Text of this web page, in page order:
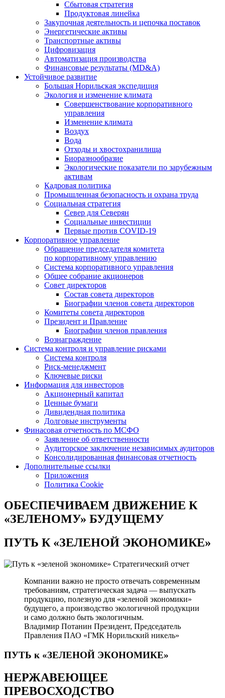
Сбытовая стратегия
Продуктовая линейка
Закупочная деятельность и цепочка поставок
Энергетические активы
Транспортные активы
Цифровизация
Автоматизация производства
Финансовые результаты (MD&A)
Устойчивое развитие
Большая Норильская экспедиция
Экология и изменение климата
Совершенствование корпоративного
управления
Изменение климата
Воздух
Вода
Отходы и хвостохранилища
Биоразнообразие
Экологические показатели по зарубежным
активам
Кадровая политика
Промышленная безопасность и охрана труда
Социальная стратегия
Север для Северян
Социальные инвестиции
Первые против COVID‑19
Корпоративное управление
Обращение председателя комитета
по корпоративному управлению
Система корпоративного управления
Общее собрание акционеров
Совет директоров
Состав совета директоров
Биографии членов совета директоров
Комитеты совета директоров
Президент и Правление
Биографии членов правления
Вознаграждение
Система контроля и управление рисками
Система контроля
Риск-менеджмент
Ключевые риски
Информация для инвесторов
Акционерный капитал
Ценные бумаги
Дивидендная политика
Долговые инструменты
Финасовая отчетность по МСФО
Заявление об ответственности
Аудиторское заключение независимых аудиторов
Консолидированная финансовая отчетность
Дополнительные ссылки
Приложения
Политика Cookie
ОБЕСПЕЧИВАЕМ ДВИЖЕНИЕ К
«ЗЕЛЕНОМУ» БУДУЩЕМУ
ПУТЬ К«ЗЕЛЕНОЙ ЭКОНОМИКЕ»
Стратегический отчет
Компании важно не просто отвечать современным
требованиям, стратегическая задача — выпускать
продукцию, полезную для «зеленой экономики»
будущего, а производство экологичной продукции
и само должно быть экологичным.
Владимир Потанин Президент, Председатель
Правления ПАО «ГМК Норильский никель»
ПУТЬ к «ЗЕЛЕНОЙ ЭКОНОМИКЕ»
НЕРЖАВЕЮЩЕЕ
ПРЕВОСХОДСТВО